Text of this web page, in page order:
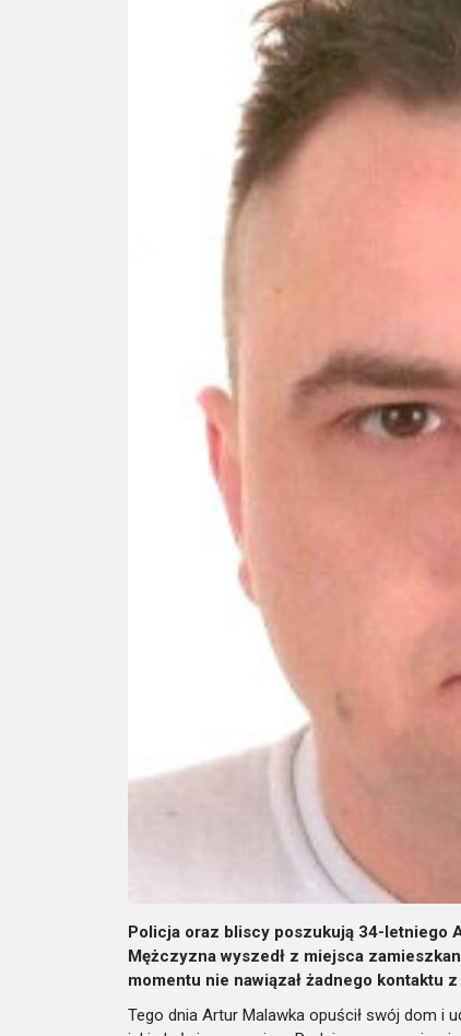
Policja oraz bliscy poszukują 34-letniego
Mężczyzna wyszedł z miejsca
momentu nie nawiązał żadnego kontaktu
Tego dnia Artur Malawka opuścił swój dom i